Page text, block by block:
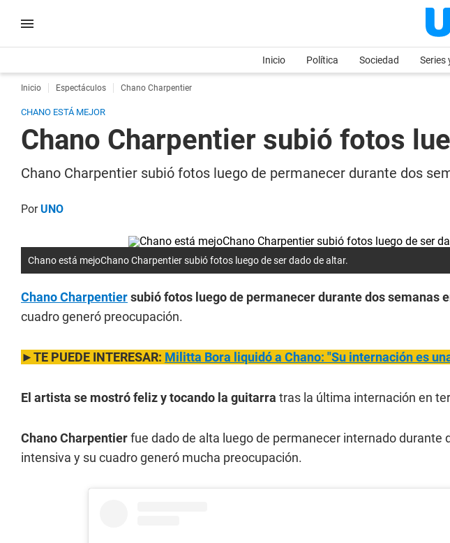
Inicio Política Sociedad Series
Inicio Espectáculos Chano Charpentier
CHANO ESTÁ MEJOR
Chano Charpentier subió fotos
Chano Charpentier subió fotos luego de permanecer durante dos
PorUNO
Chano está mejoChano Charpentier subió fotos luego de ser dado de altar.
Chano Charpentiersubió fotos luego de permanecer durante dos semanas
cuadro generó preocupación.
►TE PUEDE INTERESAR: Militta Bora liquidó a Chano: "Su internación es
El artista se mostró feliz y tocando la guitarra tras la última internación en
Chano Charpentierfue dado de alta luego de permanecer internado durante
intensiva y su cuadro generó mucha preocupación.